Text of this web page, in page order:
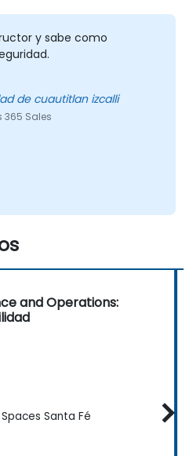
y sabe como
de cuautitlan izcalli
365 Sales
and Operations:
Santa Fé